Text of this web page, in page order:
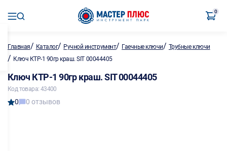
0
Главная/ Каталог/ Ручной инструмент/ Гаечные ключи/ Трубные ключи
/ Ключ КТР-1 90гр краш. SIT 00044405
Ключ КТР-1 90гр краш. SIT 00044405
Код товара: 43400
0 0 отзывов